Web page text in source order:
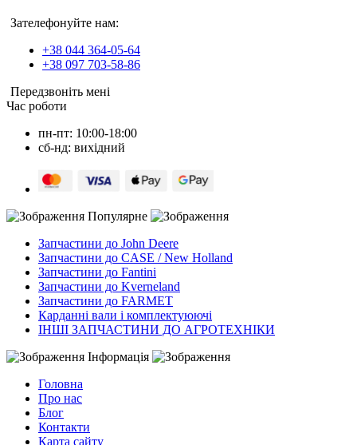
Зателефонуйте нам:
+38 044 364-05-64
+38 097 703-58-86
Передзвоніть мені
Час роботи
пн-пт: 10:00-18:00
сб-нд: вихідний
Популярне
Запчастини до John Deere
Запчастини до CASE / New Holland
Запчастини до Fantini
Запчастини до Kverneland
Запчастини до FARMET
Карданні вали і комплектуюючі
ІНШІ ЗАПЧАСТИНИ ДО АГРОТЕХНІКИ
Інформація
Головна
Про нас
Блог
Контакти
Карта сайту